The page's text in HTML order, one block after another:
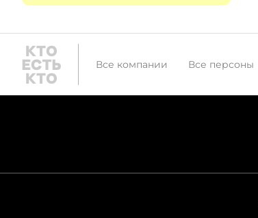
Все компании Все персоны